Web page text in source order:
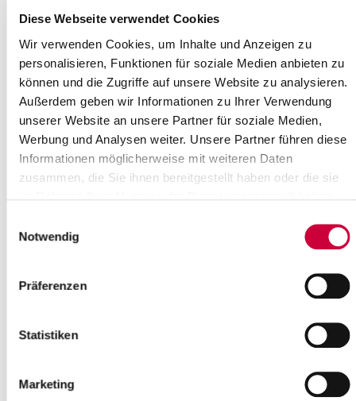
Diese Webseite verwendet Cookies
Wir verwenden Cookies, um Inhalte und Anzeigen zu
personalisieren, Funktionen für soziale Medien anbieten zu
können und die Zugriffe auf unsere Website zu analysieren.
Außerdem geben wir Informationen zu Ihrer Verwendung
unserer Website an unsere Partner für soziale Medien,
Werbung und Analysen weiter. Unsere Partner führen diese
Informationen möglicherweise mit weiteren Daten
zusammen, die Sie ihnen bereitgestellt haben oder die sie
Notwendig
Präferenzen
Statistiken
Marketing
Quelle: Innenministerium Schleswig-Holstein, Abteilung Landesplanung
Schleswig-Holstein Süd-West) lebten 2006 272.663 Einwohner,
bei einer Bevölkerungsdichte von 110 EW/km². Auf Basis der 11.
2025 ein Rückgang um 6,5 % auf ca. 254.800 Einwohner
prognostiziert. Die Bevölkerungsdichte würde demnach auf 102